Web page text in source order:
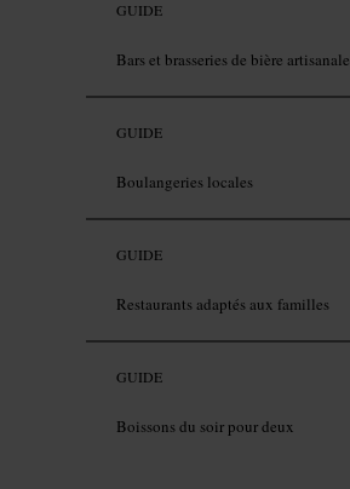
GUIDE
Bars et brasseries de bière artisanale
GUIDE
Boulangeries locales
GUIDE
Restaurants adaptés aux familles
GUIDE
Boissons du soir pour deux